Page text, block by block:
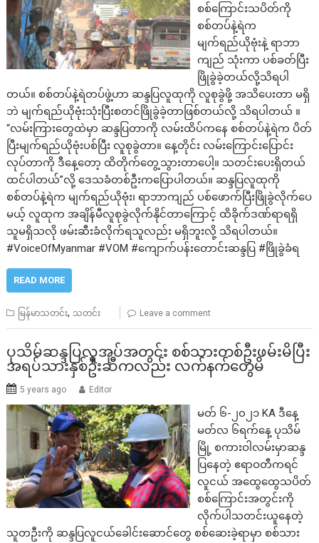
စစ်ကြောင်းသပိတ်ကို
စစ်တပ်နဲ့ရဲက
မျက်ရည်ယိုဗုံးနဲ့ ရာဘာ
ကျည် သုံးကာ ပစ်ခတ်ပြီး
ဖြိုခွဲခဲ့တယ်လို့သိရပါ
တယ်။ စစ်တပ်နဲ့ရဲတပ်ဖွဲ့ဟာ ဆန္ဒပြလူထုကို လူစုခွဲဖို့ အသိပေးတာ မရှိ
ဘဲ မျက်ရည်ယိုဗုံးသုံးပြီးစတင်ဖြိုခွဲခဲ့တာဖြစ်တယ်လို့ သိရပါတယ် ။
“လမ်းကြားတွေထဲမှာ ဆန္ဒပြတာကို လမ်းထိပ်ကနေ စစ်တပ်နဲ့ရဲက ပိတ်
ပြီးမျက်ရည်ယိုဗုံးပစ်ပြီး လူစုခွဲတာ။ နေ့တိုင်း လမ်းကြောင်းပြောင်း
လုပ်တာကို ဒီနေ့တော့ ထိတိုက်တွေ့သွားတာပေါ့။ သတင်းပေးရှိတယ်
ထင်ပါတယ်”လို့ ဒေသခံတစ်ဦးကပြောပါတယ်။ ဆန္ဒပြလူထုကို
စစ်တပ်နဲ့ရဲက မျက်ရည်ယိုဗုံး၊ ရာဘာကျည် ပစ်ဖောက်ပြီးဖြိုခွဲလိုက်ပေ
မယ့် လူထုက အချိန်မီလူစုခွဲလိုက်နိုင်တာကြောင့် ထိခိုက်ဒဏ်ရာရရှိ
သူမရှိသလို ဖမ်းဆီးခံလိုက်ရသူလည်း မရှိဘူးလို့ သိရပါတယ်။
#VoiceOfMyanmar #VOM #ကျောက်ပန်းတောင်းဆန္ဒပြ #ဖြိုခွဲခံရ
READ MORE
မြန်မာသတင်း, သတင်း Leave a comment
ပုသိမ်ဆန္ဒပြလူအုပ်အတွင်း စစ်သားတစ်ဦးဖမ်းမိပြီး
အရပ်သားနှစ်ဦးဆီကလည်း လက်နက်တွေမိ
5 years ago Editor
မတ် ၆-၂၀၂၁ KA ဒီနေ့
မတ်လ ၆ရက်နေ့ ပုသိမ်
မြို့ စကားဝါလမ်းမှာဆန္ဒ
ပြနေတဲ့ ဧရာဝတီကရင်
လူငယ် အထွေထွေသပိတ်
စစ်ကြောင်းအတွင်းကို
လိုက်ပါသတင်းယူနေတဲ့
သူတဦးကို ဆန္ဒပြလူငယ်ခေါင်းဆောင်တွေ စစ်ဆေးခဲ့ရာမှာ စစ်သား